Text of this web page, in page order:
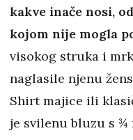
kakve inače nosi,
kojom nije mogla
visokog struka i
naglasile njenu
Shirt majice ili
je svilenu bluzu s ¾